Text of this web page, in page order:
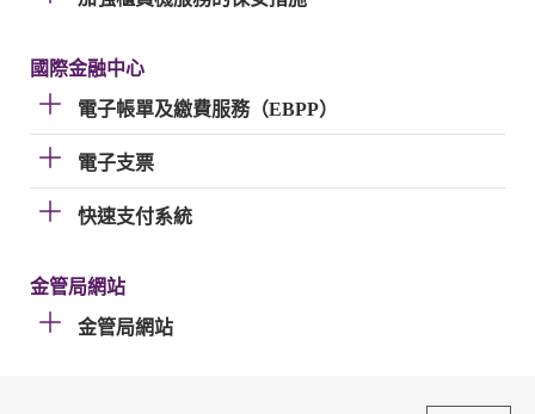
國際金融中心
電子帳單及繳費服務（EBPP）
電子支票
快速支付系統
金管局網站
金管局網站